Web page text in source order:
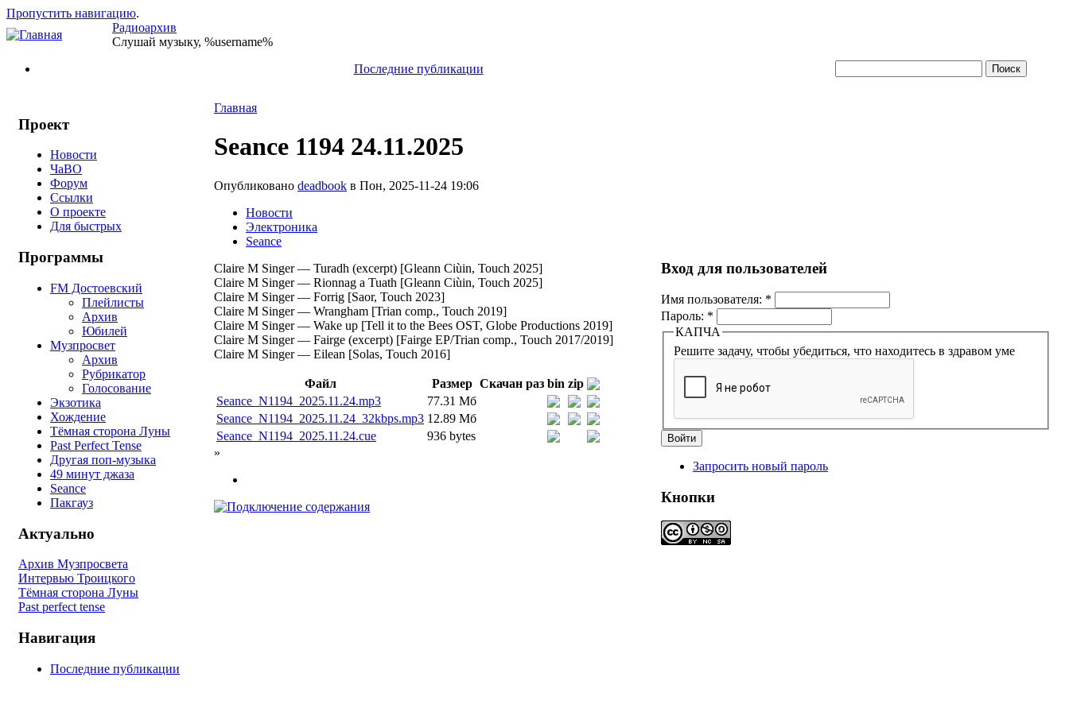
Пропустить навигацию.
Радиоархив
Слушай музыку, %username%
Последние публикации
Проект
Новости
ЧаВО
Форум
Ссылки
О проекте
Для быстрых
Программы
FM Достоевский
Плейлисты
Архив
Юбилей
Музпросвет
Архив
Рубрикатор
Голосование
Экзотика
Хождение
Тёмная сторона Луны
Past Perfect Tense
Другая поп-музыка
49 минут джаза
Seance
Пакгауз
Актуально
Архив Музпросвета
Интервью Троицкого
Тёмная сторона Луны
Past perfect tense
Навигация
Последние публикации
Главная
Seance 1194 24.11.2025
Опубликовано deadbook в Пон, 2025-11-24 19:06
Новости
Электроника
Seance
Claire M Singer — Turadh (excerpt) [Gleann Ciùin, Touch 2025]
Claire M Singer — Rionnag a Tuath [Gleann Ciùin, Touch 2025]
Claire M Singer — Forrig [Saor, Touch 2023]
Claire M Singer — Wrangham [Trian comp., Touch 2019]
Claire M Singer — Wake up [Tell it to the Bees OST, Globe Productions 2019]
Claire M Singer — Fairge (excerpt) [Fairge EP/Trian comp., Touch 2017/2019]
Claire M Singer — Eilean [Solas, Touch 2016]
Файл Размер Скачан раз bin zip
Seance_N1194_2025.11.24.mp3
77.31 Мб
Seance_N1194_2025.11.24_32kbps.mp3 12.89 Мб
Seance_N1194_2025.11.24.cue
936 bytes
»
Вход для пользователей
Имя пользователя: *
Пароль: *
КАПЧА
Решите задачу, чтобы убедиться, что находитесь в здравом уме
Запросить новый пароль
Кнопки